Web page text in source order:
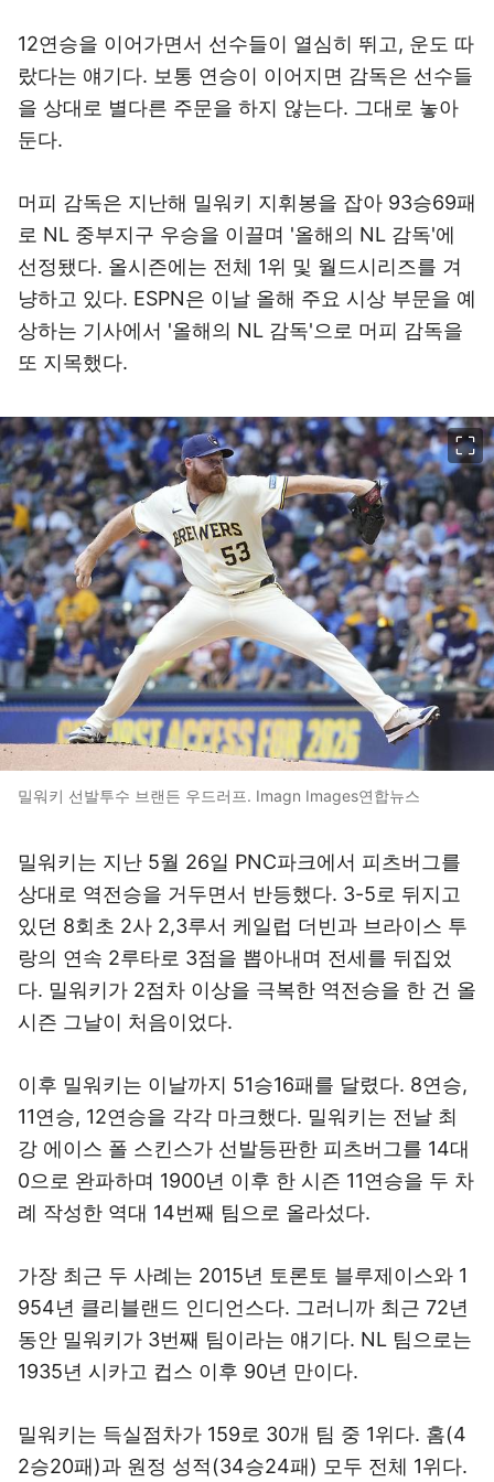
12연승을 이어가면서 선수들이 열심히 뛰고, 운도 따
랐다는 얘기다. 보통 연승이 이어지면 감독은 선수들
을 상대로 별다른 주문을 하지 않는다. 그대로 놓아
둔다.
머피 감독은 지난해 밀워키 지휘봉을 잡아 93승69패
로 NL 중부지구 우승을 이끌며 '올해의 NL 감독'에
선정됐다. 올시즌에는 전체 1위 및 월드시리즈를 겨
냥하고 있다. ESPN은 이날 올해 주요 시상 부문을 예
상하는 기사에서 '올해의 NL 감독'으로 머피 감독을
또 지목했다.
밀워키 선발투수 브랜든 우드러프. Imagn Images연합뉴스
밀워키는 지난 5월 26일 PNC파크에서 피츠버그를
상대로 역전승을 거두면서 반등했다. 3-5로 뒤지고
있던 8회초 2사 2,3루서 케일럽 더빈과 브라이스 투
랑의 연속 2루타로 3점을 뽑아내며 전세를 뒤집었
다. 밀워키가 2점차 이상을 극복한 역전승을 한 건 올
시즌 그날이 처음이었다.
이후 밀워키는 이날까지 51승16패를 달렸다. 8연승,
11연승, 12연승을 각각 마크했다. 밀워키는 전날 최
강 에이스 폴 스킨스가 선발등판한 피츠버그를 14대
0으로 완파하며 1900년 이후 한 시즌 11연승을 두 차
례 작성한 역대 14번째 팀으로 올라섰다.
가장 최근 두 사례는 2015년 토론토 블루제이스와 1
954년 클리블랜드 인디언스다. 그러니까 최근 72년
동안 밀워키가 3번째 팀이라는 얘기다. NL 팀으로는
1935년 시카고 컵스 이후 90년 만이다.
밀워키는 득실점차가 159로 30개 팀 중 1위다. 홈(4
2승20패)과 원정 성적(34승24패) 모두 전체 1위다.